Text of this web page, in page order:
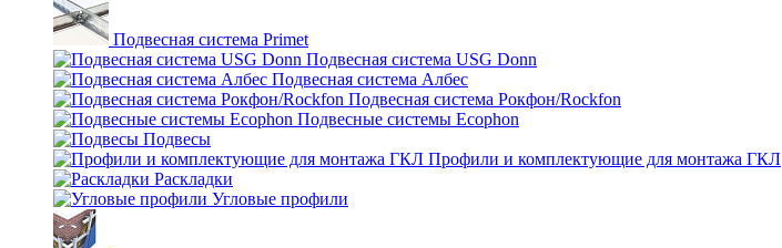
Подвесная система Primet
Подвесная система USG Donn
Подвесная система Албес
Подвесная система Рокфон/Rockfon
Подвесные системы Ecophon
Подвесы
Профили и комплектующие для монтажа ГКЛ
Раскладки
Угловые профили